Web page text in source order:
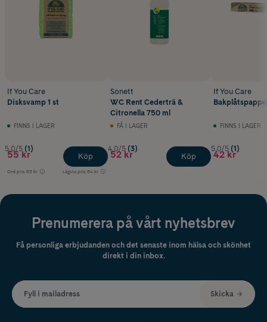
If You Care
Disksvamp 1 st
FINNS I LAGER
5.0/5 (1)
55 kr
Ord.pris 65 kr Lägsta pris 64 kr
Köp
Sonett
WC Rent Cederträ &
Citronella 750 ml
FÅ I LAGER
4.0/5 (3)
52 kr Köp
If You Care
FINNS I LAGER
5.0/5 (1)
42 kr
Prenumerera på vårt nyhetsbrev
Få personliga erbjudanden och det senaste inom hälsa och skönhet
direkt i din inbox.
Fyll i mailadress Skicka